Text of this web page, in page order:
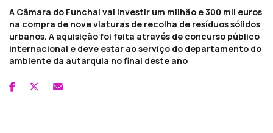
A Câmara do Funchal vai investir um milhão e 300 mil euros
na compra de nove viaturas de recolha de resíduos sólidos
urbanos. A aquisição foi feita através de concurso público
internacional e deve estar ao serviço do departamento do
ambiente da autarquia no final deste ano